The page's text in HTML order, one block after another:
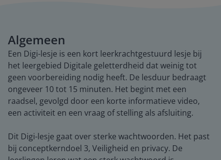
Algemeen
Een Digi-lesje is een kort leerkrachtgestuurd lesje bij
het leergebied Digitale geletterdheid dat weinig tot
geen voorbereiding nodig heeft. De lesduur bedraagt
ongeveer 10 tot 15 minuten. Het begint met een
raadsel, gevolgd door een korte informatieve video,
een activiteit en een vraag of stelling als afsluiting.
Dit Digi-lesje gaat over sterke wachtwoorden. Het past
bij conceptkerndoel 3, Veiligheid en privacy. De